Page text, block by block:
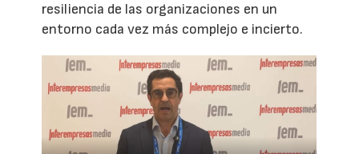
resiliencia de las organizaciones en un
entorno cada vez más complejo e incierto.